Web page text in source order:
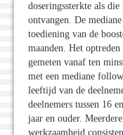
doseringssterkte als
ontvangen. De
toediening van de
maanden. Het
gemeten vanaf ten
met een mediane
leeftijd van de
deelnemers tussen 16
jaar en ouder.
werkzaamheid